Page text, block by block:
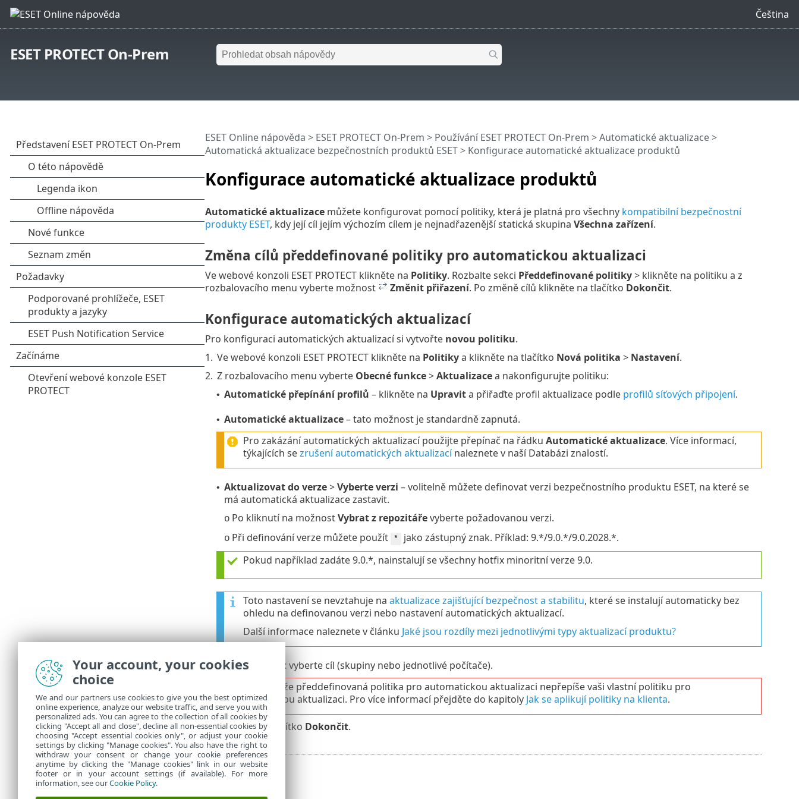
Čeština
ESET PROTECT On-Prem
Konfigurace automatické aktualizace produktů
ESET Online nápověda > ESET PROTECT On-Prem > Používání ESET PROTECT On-Prem >Automatické aktualizace>
Automatická aktualizace bezpečnostních produktů ESET> Konfigurace automatické aktualizace produktů
Automatické aktualizacemůžete konfigurovat pomocí politiky, která je platná pro všechny kompatibilní bezpečnostní
produkty ESET, kdy její cíl jejím výchozím cílem je nejnadřazenější statická skupina Všechna zařízení.
Změna cílů předdefinované politiky pro automatickou aktualizaci
Ve webové konzoli ESET PROTECT klikněte na Politiky. Rozbalte sekci Předdefinované politiky> klikněte na politiku a z
rozbalovacího menu vyberte možnost
Změnit přiřazení. Po změně cílů klikněte na tlačítko Dokončit.
Konfigurace automatických aktualizací
Pro konfiguraci automatických aktualizací si vytvořte novou politiku.
1. Ve webové konzoli ESET PROTECT klikněte na Politikya klikněte na tlačítko Nová politika > Nastavení.
2. Z rozbalovacího menu vyberte Obecné funkce>Aktualizacea nakonfigurujte politiku:
• Automatické přepínání profilů – klikněte na Upravita přiřaďte profil aktualizace podle profilů síťových připojení.
• Automatické aktualizace– tato možnost je standardně zapnutá.
Pro zakázání automatických aktualizací použijte přepínač na řádku Automatické aktualizace. Více informací,
týkajících sezrušení automatických aktualizacínaleznete v naší Databázi znalostí.
• Aktualizovat do verze>Vyberte verzi – volitelně můžete definovat verzi bezpečnostního produktu ESET, na které se
má automatická aktualizace zastavit.
o Po kliknutí na možnostVybrat z repozitářevyberte požadovanou verzi.
o Při definování verze můžete použít *
jako zástupný znak. Příklad: 9.*/9.0.*/9.0.2028.*.
Pokud například zadáte 9.0.*, nainstalují se všechny hotfix minoritní verze 9.0.
Toto nastavení se nevztahuje na aktualizace zajišťující bezpečnost a stabilitu, které se instalují automaticky bez
ohledu na definovanou verzi nebo nastavení automatických aktualizací.
Další informace naleznete v článku Jaké jsou rozdíly mezi jednotlivými typy aktualizací produktu?
3. V sekci Přiřaditvyberte cíl (skupiny nebo jednotlivé počítače).
Ujistěte se, že předdefinovaná politika pro automatickou aktualizaci nepřepíše vaši vlastní politiku pro
automatickou aktualizaci. Pro více informací přejděte do kapitoly Jak se aplikují politiky na klienta.
4. Klikněte na tlačítko Dokončit.
Your account, your cookies
choice
We and our partners use cookies to give you the best optimized
online experience, analyze our website traffic, and serve you with
personalized ads. You can agree to the collection of all cookies by
clicking "Accept all and close", decline all non-essential cookies by
choosing "Accept essential cookies only", or adjust your cookie
settings by clicking "Manage cookies". You also have the right to
withdraw your consent or change your cookie preferences
anytime by clicking the "Manage cookies" link in our website
footer or in your account settings (if available). For more
information, see ourCookie Policy.